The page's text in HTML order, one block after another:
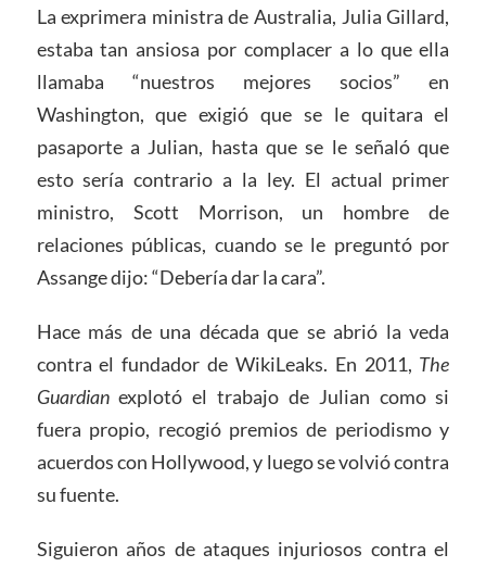
La exprimera ministra de Australia, Julia Gillard,
estaba tan ansiosa por complacer a lo que ella
llamaba “nuestros mejores socios” en
Washington, que exigió que se le quitara el
pasaporte a Julian, hasta que se le señaló que
esto sería contrario a la ley. El actual primer
ministro, Scott Morrison, un hombre de
relaciones públicas, cuando se le preguntó por
Assange dijo: “Debería dar la cara”.
Hace más de una década que se abrió la veda
contra el fundador de WikiLeaks. En 2011, The
Guardianexplotó el trabajo de Julian como si
fuera propio, recogió premios de periodismo y
acuerdos con Hollywood, y luego se volvió contra
su fuente.
Siguieron años de ataques injuriosos contra el